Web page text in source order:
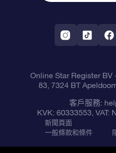
OSR Starsaver
退貨政策
Online Star Register BV
83, 7324 BT
客戶服務:
KVK: 60333553, VAT:
新聞頁面
一般條款和條件